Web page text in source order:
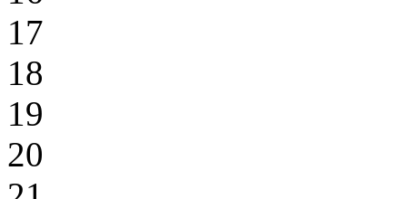
17
18
19
20